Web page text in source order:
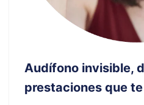
Audífono invisible,
prestaciones que